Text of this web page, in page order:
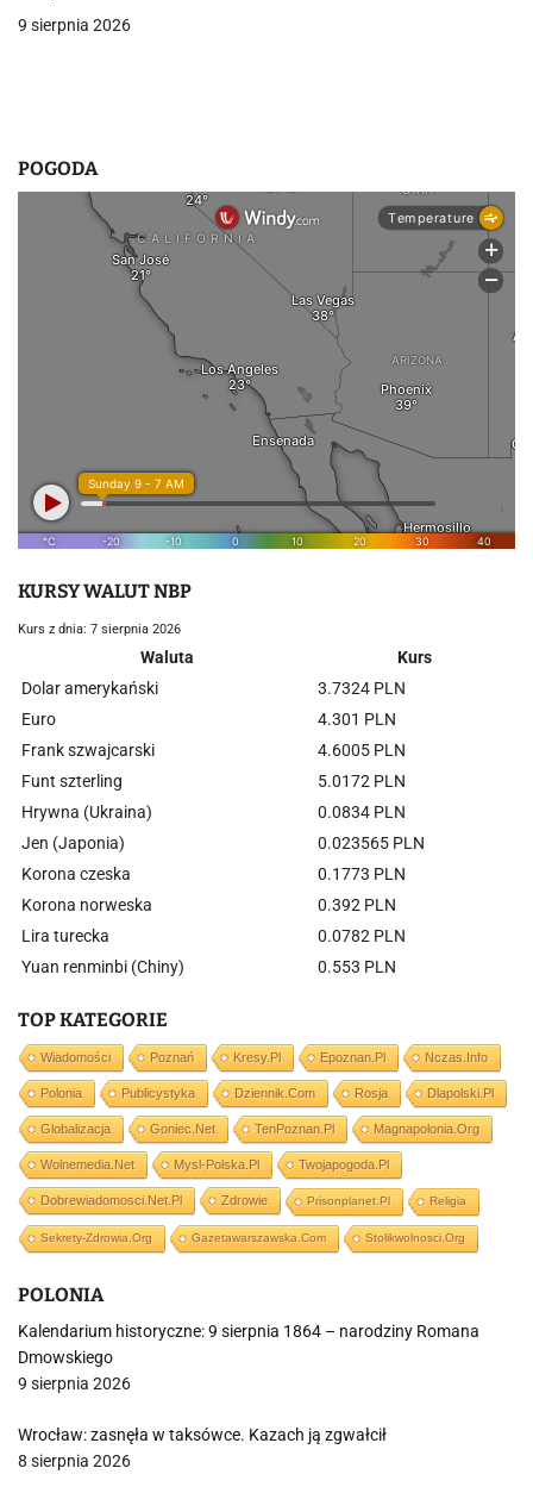
9 sierpnia 2026
POGODA
KURSY WALUT NBP
Kurs z dnia: 7 sierpnia 2026
Waluta
Kurs
Dolar amerykański
3.7324 PLN
Euro
4.301 PLN
Frank szwajcarski
4.6005 PLN
Funt szterling
5.0172 PLN
Hrywna (Ukraina)
0.0834 PLN
Jen (Japonia)
0.023565 PLN
Korona czeska
0.1773 PLN
Korona norweska
0.392 PLN
Lira turecka
0.0782 PLN
Yuan renminbi (Chiny)
0.553 PLN
TOP KATEGORIE
Wiadomości Poznań Kresy.pl Epoznan.pl Nczas.info
Polonia Publicystyka Dziennik.com Rosja Dlapolski.pl
Globalizacja Goniec.net TenPoznan.pl Magnapolonia.org
Wolnemedia.net Mysl-Polska.pl Twojapogoda.pl
Dobrewiadomosci.net.pl Zdrowie Prisonplanet.pl Religia
Sekrety-Zdrowia.org Gazetawarszawska.com Stolikwolnosci.org
POLONIA
Kalendarium historyczne: 9 sierpnia 1864 – narodziny Romana
Dmowskiego
9 sierpnia 2026
Wrocław: zasnęła w taksówce. Kazach ją zgwałcił
8 sierpnia 2026